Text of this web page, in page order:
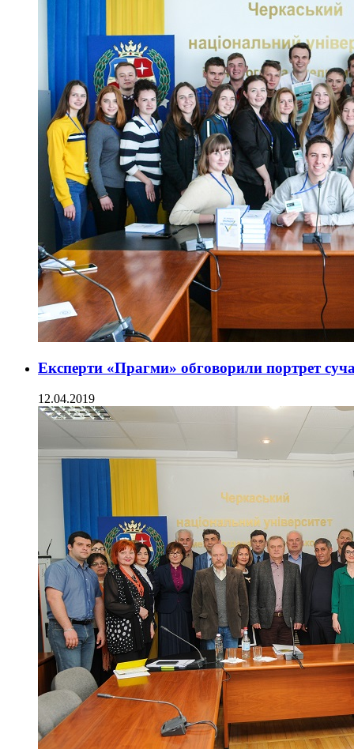
Експерти «Прагми» обговорили портрет
12.04.2019